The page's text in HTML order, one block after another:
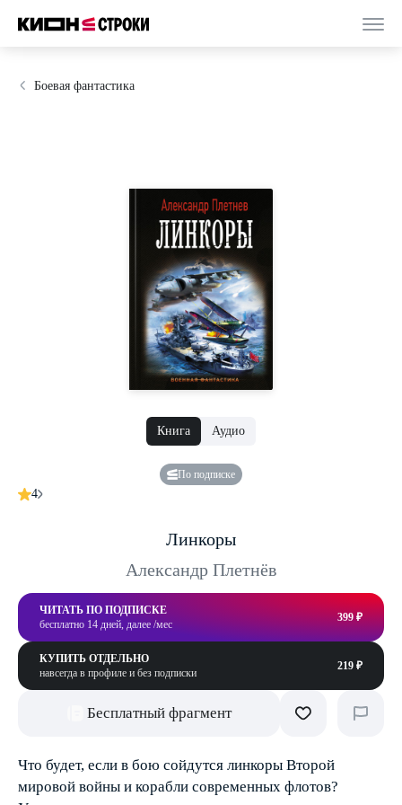
Боевая фантастика
Книга Аудио
По подписке
4
Линкоры
Александр Плетнёв
ЧИТАТЬ ПО ПОДПИСКЕ
бесплатно 14 дней, далее /мес
399 ₽
КУПИТЬ ОТДЕЛЬНО
навсегда в профиле и без подписки
219 ₽
Бесплатный фрагмент
Что будет, если в бою сойдутся линкоры Второй
мировой войны и корабли современных флотов?